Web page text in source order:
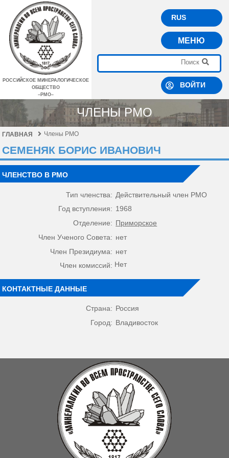
РОССИЙСКОЕ МИНЕРАЛОГИЧЕСКОЕ
ОБЩЕСТВО
–РМО–
RUS
МЕНЮ
ВОЙТИ
ЧЛЕНЫ РМО
ГЛАВНАЯ Члены РМО
СЕМЕНЯК БОРИС ИВАНОВИЧ
ЧЛЕНСТВО В РМО
Тип членства: Действительный член РМО
Год вступления: 1968
Отделение: Приморское
Член Ученого Совета: нет
Член Президиума: нет
Член комиссий: Нет
КОНТАКТНЫЕ ДАННЫЕ
Страна: Россия
Город: Владивосток